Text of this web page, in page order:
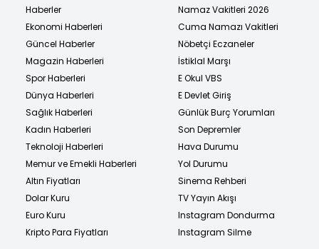
Haberler
Ekonomi Haberleri
Güncel Haberler
Magazin Haberleri
Spor Haberleri
Dünya Haberleri
Sağlık Haberleri
Kadın Haberleri
Teknoloji Haberleri
Memur ve Emekli Haberleri
Altın Fiyatları
Dolar Kuru
Euro Kuru
Kripto Para Fiyatları
Namaz Vakitleri 2026
Cuma Namazı Vakitleri
Nöbetçi Eczaneler
İstiklal Marşı
E Okul VBS
E Devlet Giriş
Günlük Burç Yorumları
Son Depremler
Hava Durumu
Yol Durumu
Sinema Rehberi
TV Yayın Akışı
Instagram Dondurma
Instagram Silme